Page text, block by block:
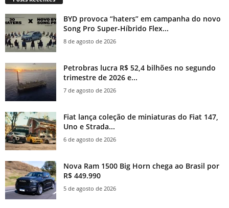
BYD provoca “haters” em campanha do novo
Song Pro Super-Híbrido Flex...
8 de agosto de 2026
Petrobras lucra R$ 52,4 bilhões no segundo
trimestre de 2026 e...
7 de agosto de 2026
Fiat lança coleção de miniaturas do Fiat 147,
Uno e Strada...
6 de agosto de 2026
Nova Ram 1500 Big Horn chega ao Brasil por
R$ 449.990
5 de agosto de 2026